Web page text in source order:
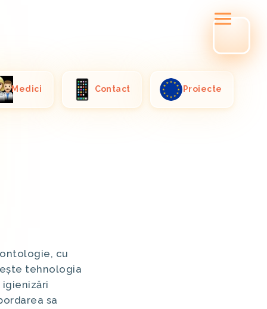
Medici Contact Proiecte
cu
tehnologia
sa